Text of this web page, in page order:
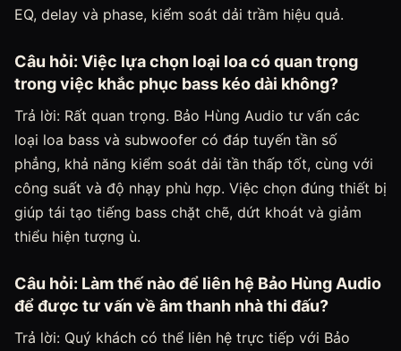
EQ, delay và phase, kiểm soát dải trầm hiệu quả.
Câu hỏi: Việc lựa chọn loại loa có quan trọng
trong việc khắc phục bass kéo dài không?
Trả lời: Rất quan trọng. Bảo Hùng Audio tư vấn các
loại loa bass và subwoofer có đáp tuyến tần số
phẳng, khả năng kiểm soát dải tần thấp tốt, cùng với
công suất và độ nhạy phù hợp. Việc chọn đúng thiết bị
giúp tái tạo tiếng bass chặt chẽ, dứt khoát và giảm
thiểu hiện tượng ù.
Câu hỏi: Làm thế nào để liên hệ Bảo Hùng Audio
để được tư vấn về âm thanh nhà thi đấu?
Trả lời: Quý khách có thể liên hệ trực tiếp với Bảo